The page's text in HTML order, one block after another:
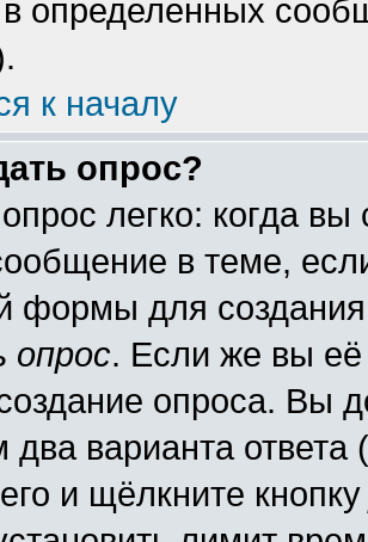
определенных
к началу
опрос?
легко: когда
в теме,
формы для
опрос. Если же вы её
опроса. Вы
варианта ответа
и щёлкните